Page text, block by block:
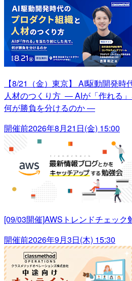
【8/21（金）東京】 AI駆動開発時
人材のつくり方 ― AIが「作れる」
何が勝負を分けるのか ―
開催前2026年8月21日(金) 15:00
[09/03開催]AWSトレンドチェック
開催前2026年9月3日(木) 15:30